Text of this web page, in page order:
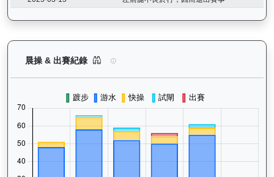
晨操 & 出賽紀錄 長勝金剛（K266）— 晨操及出賽紀錄圖